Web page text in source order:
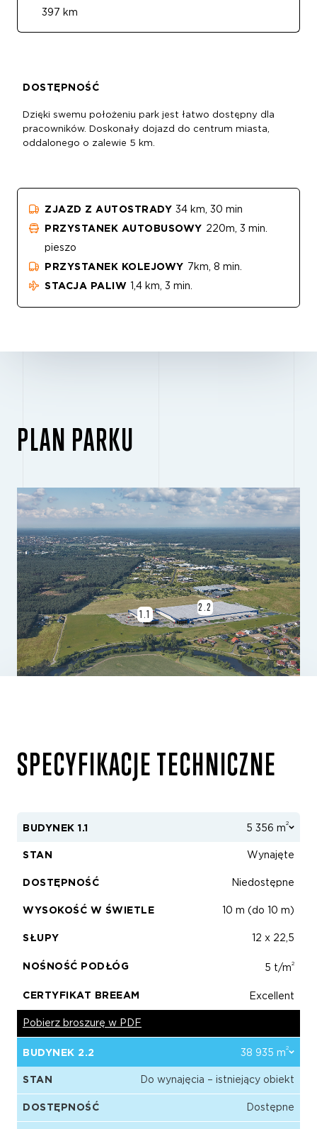
DOSTĘPNOŚĆ
Dzięki swemu położeniu park jest łatwo dostępny dla
pracowników. Doskonały dojazd do centrum miasta,
oddalonego o zalewie 5 km.
397 km
ZJAZD Z AUTOSTRADY 34 km, 30 min
PRZYSTANEK AUTOBUSOWY 220m, 3 min.
pieszo
PRZYSTANEK KOLEJOWY
7km, 8 min.
STACJA PALIW
1,4 km, 3 min.
PLAN PARKU
1.1
2.2
SPECYFIKACJE TECHNICZNE
BUDYNEK 1.1 5 356 m
2
STAN Wynajęte
DOSTĘPNOŚĆ Niedostępne
WYSOKOŚĆ W ŚWIETLE 10 m (do 10 m)
SŁUPY 12 x 22,5
NOŚNOŚĆ PODŁÓG 5 t/m
2
CERTYFIKAT BREEAM Excellent
Pobierz broszurę w PDF
BUDYNEK 2.2 38 935 m
2
STAN Do wynajęcia – istniejący obiekt
DOSTĘPNOŚĆ Dostępne